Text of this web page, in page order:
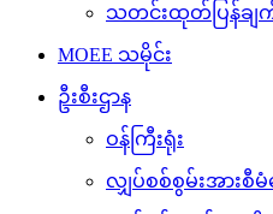
သတင်းထုတ်ပြန်ချ
MOEE သမိုင်း
ဦးစီးဌာန
ဝန်ကြီးရုံး
လျှပ်စစ်စွမ်းအားစီမံရ